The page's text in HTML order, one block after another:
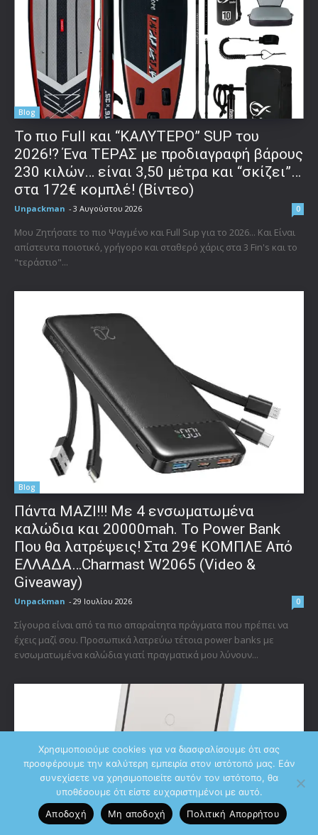
Blog
To πιο Full και “ΚΑΛΥΤΕΡΟ” SUP του
2026!? Ένα ΤΕΡΑΣ με προδιαγραφή βάρους
230 κιλών… είναι 3,50 μέτρα και “σκίζει”…
στα 172€ κομπλέ! (Βίντεο)
Unpackman - 3 Αυγούστου 2026 0
Μου Ζητήσατε το πιο Ψαγμένο και Full Sup για το 2026... Και Είναι
απίστευτα ποιοτικό, γρήγορο και σταθερό χάρις στα 3 Fin's και το
"τεράστιο"...
Blog
Πάντα ΜΑΖΙ!!! Με 4 ενσωματωμένα
καλώδια και 20000mah. Το Power Bank
Που θα λατρέψεις! Στα 29€ ΚΟΜΠΛΕ Από
ΕΛΛΑΔΑ…Charmast W2065 (Video &
Giveaway)
Unpackman - 29 Ιουλίου 2026 0
Σίγουρα είναι από τα πιο απαραίτητα πράγματα που πρέπει να
έχεις μαζί σου. Προσωπικά λατρεύω τέτοια power banks με
ενσωματωμένα καλώδια γιατί πραγματικά μου λύνουν...
Χρησιμοποιούμε cookies για να διασφαλίσουμε ότι σας
προσφέρουμε την καλύτερη εμπειρία στον ιστότοπό μας. Εάν
συνεχίσετε να χρησιμοποιείτε αυτόν τον ιστότοπο, θα
υποθέσουμε ότι είστε ευχαριστημένοι με αυτό.
Αποδοχή
Μη αποδοχή Πολιτική Aπορρήτου